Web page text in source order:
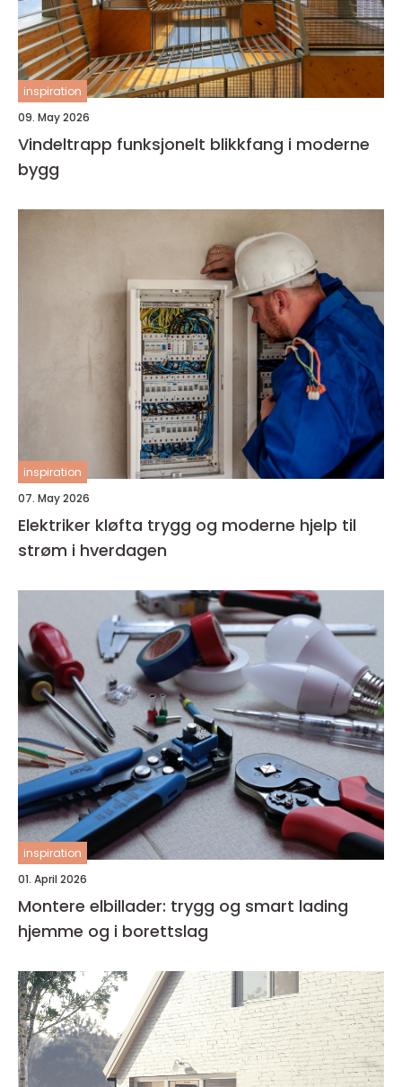
inspiration
09. May 2026
Vindeltrapp funksjonelt blikkfang i moderne
bygg
inspiration
07. May 2026
Elektriker kløfta trygg og moderne hjelp til
strøm i hverdagen
inspiration
01. April 2026
Montere elbillader: trygg og smart lading
hjemme og i borettslag